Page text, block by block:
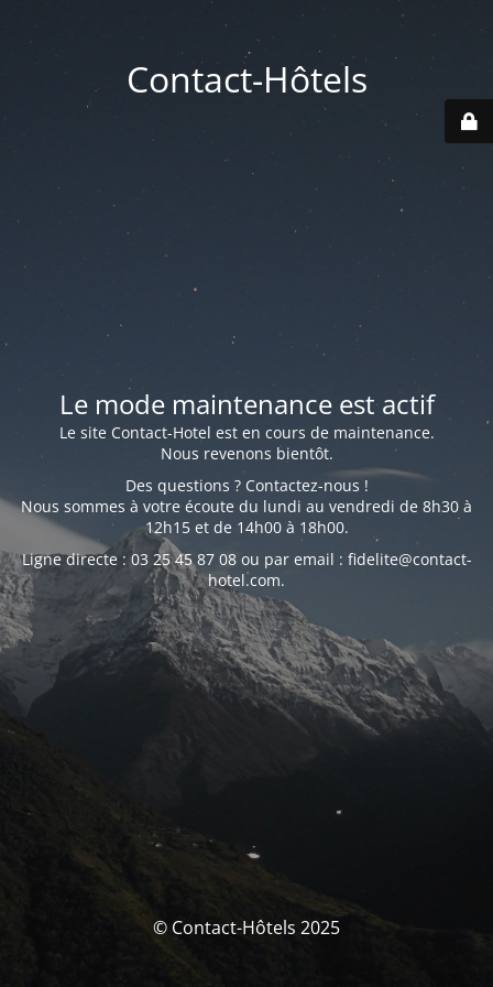
Contact-Hôtels
Le mode maintenance est actif
Le site Contact-Hotel est en cours de maintenance.
Nous revenons bientôt.
Des questions ? Contactez-nous !
Nous sommes à votre écoute du lundi au vendredi de 8h30 à
12h15 et de 14h00 à 18h00.
Ligne directe : 03 25 45 87 08 ou par email : fidelite@contact-
hotel.com.
© Contact-Hôtels 2025